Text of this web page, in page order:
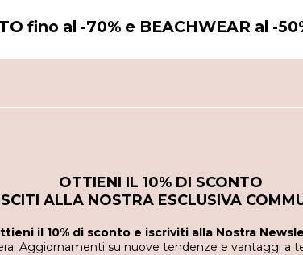
fino al -70% e BEACHWEAR al -
OTTIENI IL 10% DI SCONTO
ALLA NOSTRA ESCLUSIVA
il 10% di sconto e iscriviti alla Nostra
Aggiornamenti su nuove tendenze e vantaggi a